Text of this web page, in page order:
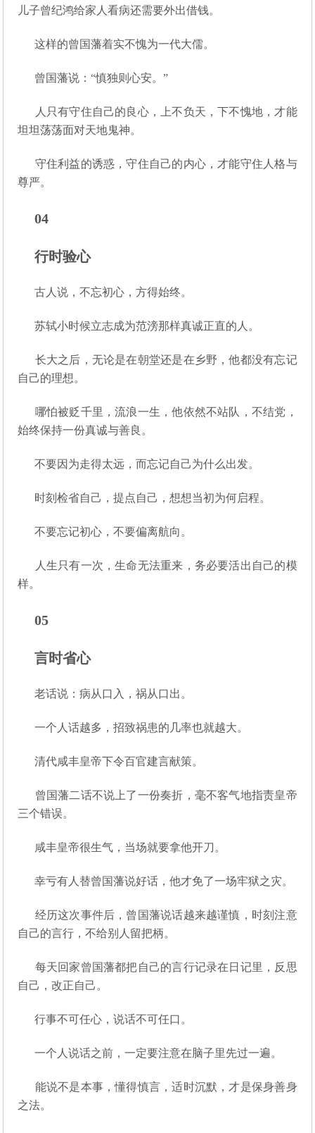
儿子曾纪鸿给家人看病还需要外出借钱。
这样的曾国藩着实不愧为一代大儒。
曾国藩说：“慎独则心安。”
人只有守住自己的良心，上不负天，下不愧地，才能
坦坦荡荡面对天地鬼神。
守住利益的诱惑，守住自己的内心，才能守住人格与
尊严。
04
行时验心
古人说，不忘初心，方得始终。
苏轼小时候立志成为范滂那样真诚正直的人。
长大之后，无论是在朝堂还是在乡野，他都没有忘记
自己的理想。
哪怕被贬千里，流浪一生，他依然不站队，不结党，
始终保持一份真诚与善良。
不要因为走得太远，而忘记自己为什么出发。
时刻检省自己，提点自己，想想当初为何启程。
不要忘记初心，不要偏离航向。
人生只有一次，生命无法重来，务必要活出自己的模
样。
05
言时省心
老话说：病从口入，祸从口出。
一个人话越多，招致祸患的几率也就越大。
清代咸丰皇帝下令百官建言献策。
曾国藩二话不说上了一份奏折，毫不客气地指责皇帝
三个错误。
咸丰皇帝很生气，当场就要拿他开刀。
幸亏有人替曾国藩说好话，他才免了一场牢狱之灾。
经历这次事件后，曾国藩说话越来越谨慎，时刻注意
自己的言行，不给别人留把柄。
每天回家曾国藩都把自己的言行记录在日记里，反思
自己，改正自己。
行事不可任心，说话不可任口。
一个人说话之前，一定要注意在脑子里先过一遍。
能说不是本事，懂得慎言，适时沉默，才是保身善身
之法。